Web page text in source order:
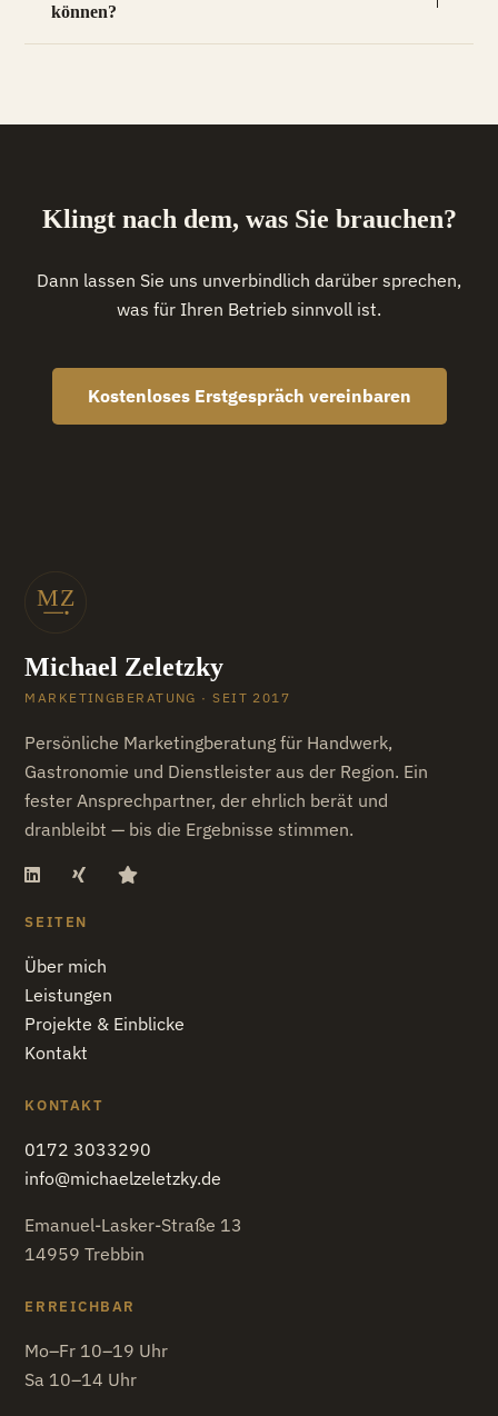
können?
Klingt nach dem, was Sie brauchen?
Dann lassen Sie uns unverbindlich darüber sprechen,
was für Ihren Betrieb sinnvoll ist.
Kostenloses Erstgespräch vereinbaren
Michael Zeletzky
MARKETINGBERATUNG · SEIT 2017
Persönliche Marketingberatung für Handwerk,
Gastronomie und Dienstleister aus der Region. Ein
fester Ansprechpartner, der ehrlich berät und
dranbleibt — bis die Ergebnisse stimmen.
SEITEN
Über mich
Leistungen
Projekte & Einblicke
Kontakt
KONTAKT
0172 3033290
info@michaelzeletzky.de
Emanuel-Lasker-Straße 13
14959 Trebbin
ERREICHBAR
Mo–Fr 10–19 Uhr
Sa 10–14 Uhr